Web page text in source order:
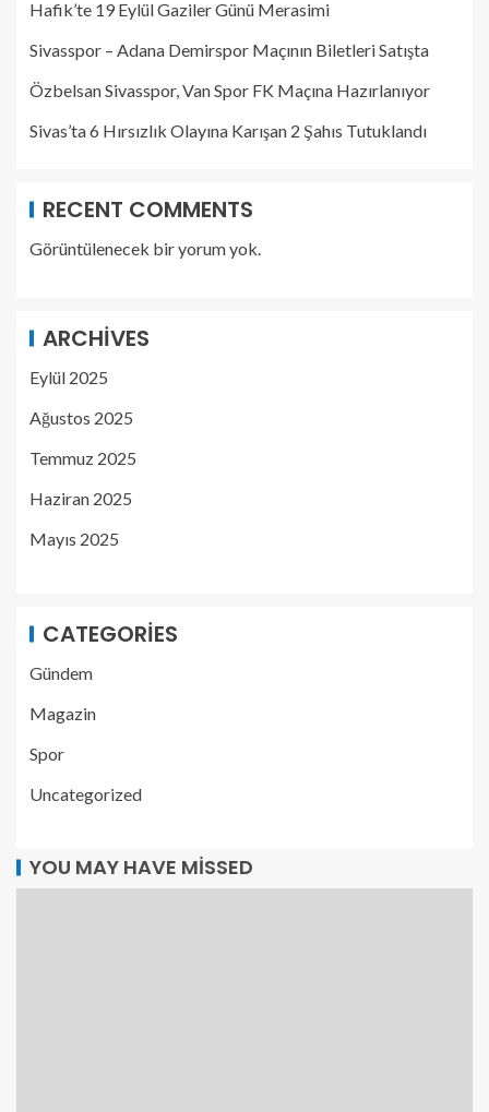
Hafik’te 19 Eylül Gaziler Günü Merasimi
Sivasspor – Adana Demirspor Maçının Biletleri Satışta
Özbelsan Sivasspor, Van Spor FK Maçına Hazırlanıyor
Sivas’ta 6 Hırsızlık Olayına Karışan 2 Şahıs Tutuklandı
RECENT COMMENTS
Görüntülenecek bir yorum yok.
ARCHIVES
Eylül 2025
Ağustos 2025
Temmuz 2025
Haziran 2025
Mayıs 2025
CATEGORIES
Gündem
Magazin
Spor
Uncategorized
YOU MAY HAVE MISSED